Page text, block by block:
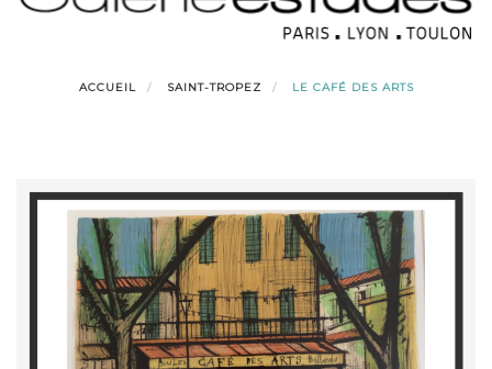
ACCUEIL SAINT-TROPEZ LE CAFÉ DES ARTS